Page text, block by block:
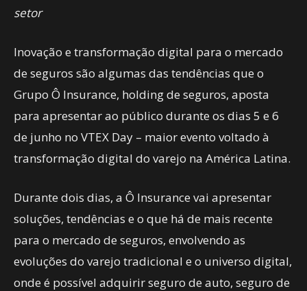
setor
Inovação e transformação digital para o mercado
de seguros são algumas das tendências que o
Grupo Ô Insurance, holding de seguros, aposta
para apresentar ao público durante os dias 5 e 6
de junho no VTEX Day – maior evento voltado à
transformação digital do varejo na América Latina.
Durante dois dias, a Ô Insurance vai apresentar
soluções, tendências e o que há de mais recente
para o mercado de seguros, envolvendo as
evoluções do varejo tradicional e o universo digital,
onde é possível adquirir seguro de auto, seguro de